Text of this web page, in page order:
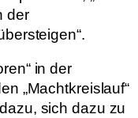
der
in der
„Machtkreislauf“
sich dazu zu